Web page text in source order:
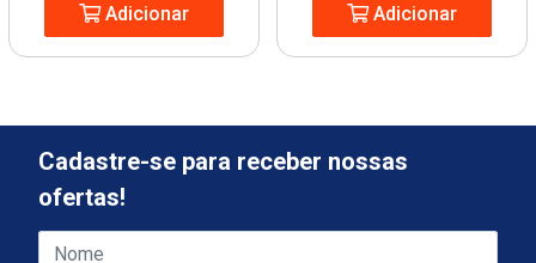
Adicionar Adicionar
Cadastre-se para receber nossas
ofertas!